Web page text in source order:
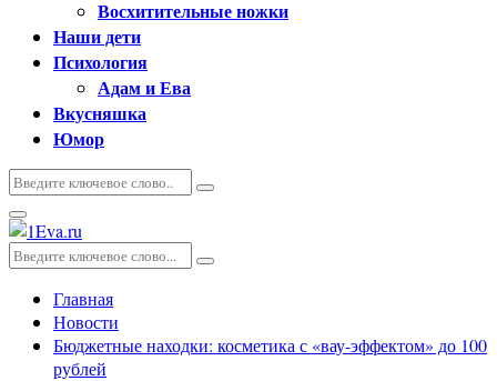
Восхитительные ножки
Наши дети
Психология
Адам и Ева
Вкусняшка
Юмор
Искать:
Поиск
Основное
меню
Искать:
Поиск
Главная
Новости
Бюджетные находки: косметика с «вау-эффектом» до 100
рублей